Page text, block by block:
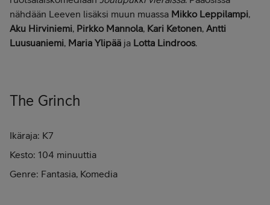
nähdään Leeven lisäksi muun muassa Mikko Leppilampi,
Aku Hirviniemi, Pirkko Mannola, Kari Ketonen, Antti
Luusuaniemi, Maria Ylipää ja Lotta Lindroos.
The Grinch
Ikäraja: K7
Kesto: 104 minuuttia
Genre: Fantasia, Komedia